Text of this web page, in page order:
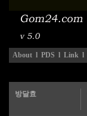
About l PDS l Link l
방달효